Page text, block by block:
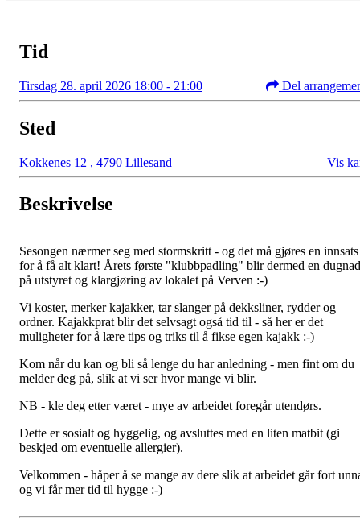
Tid
Tirsdag 28. april 2026 18:00 - 21:00 Del
Sted
Kokkenes 12 , 4790 Lillesand Vis
Beskrivelse
Sesongen nærmer seg med stormskritt - og det må gjøres en innsats
for å få alt klart! Årets første "klubbpadling" blir dermed en dugnad
på utstyret og klargjøring av lokalet på Verven :-)
Vi koster, merker kajakker, tar slanger på dekksliner, rydder og
ordner. Kajakkprat blir det selvsagt også tid til - så her er det
muligheter for å lære tips og triks til å fikse egen kajakk :-)
Kom når du kan og bli så lenge du har anledning - men fint om du
melder deg på, slik at vi ser hvor mange vi blir.
NB - kle deg etter været - mye av arbeidet foregår utendørs.
Dette er sosialt og hyggelig, og avsluttes med en liten matbit (gi
beskjed om eventuelle allergier).
Velkommen - håper å se mange av dere slik at arbeidet går fort
og vi får mer tid til hygge :-)